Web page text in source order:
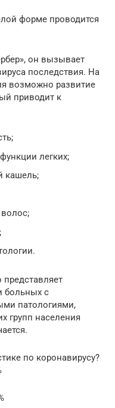
форме проводится
он вызывает
последствия. На
возможно развитие
приводит к
легких;
кашель;
больных с
патологиями,
групп населения
по коронавирусу?